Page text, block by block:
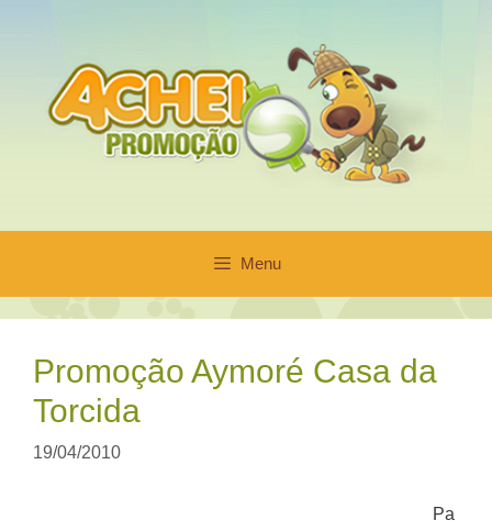
conteúdo
Menu
Promoção Aymoré Casa da
Torcida
19/04/2010
Pa